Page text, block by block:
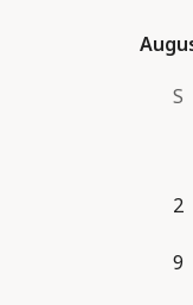
Durée
Tarif :
S
2
9